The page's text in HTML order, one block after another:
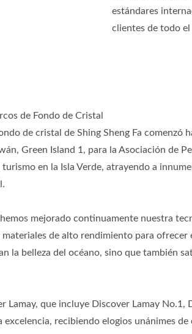
estándares
clientes de todo
de Fondo de Cristal
de cristal de Shing Sheng Fa
Green Island 1, para la Asociación de
en la Isla Verde, atrayendo a
hemos mejorado continuamente nuestra
de alto rendimiento para ofrecer
la belleza del océano, sino que también
Lamay, que incluye Discover Lamay
excelencia, recibiendo elogios unánimes